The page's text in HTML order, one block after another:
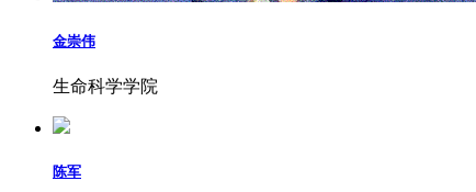
金崇伟
生命科学学院
陈军